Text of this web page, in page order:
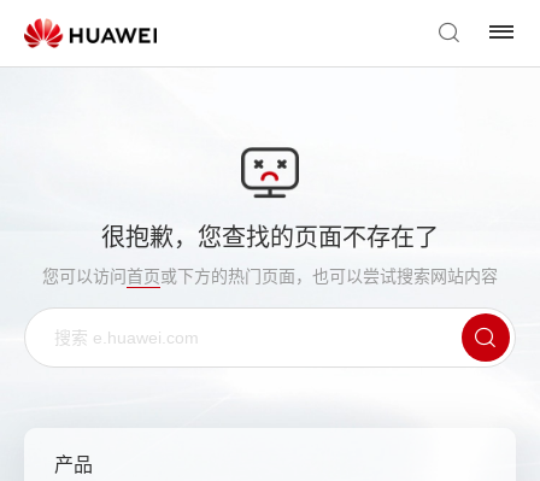
很抱歉，您查找的页面不存在了
您可以访问首页或下方的热门页面，也可以尝试搜索网站内容
产品